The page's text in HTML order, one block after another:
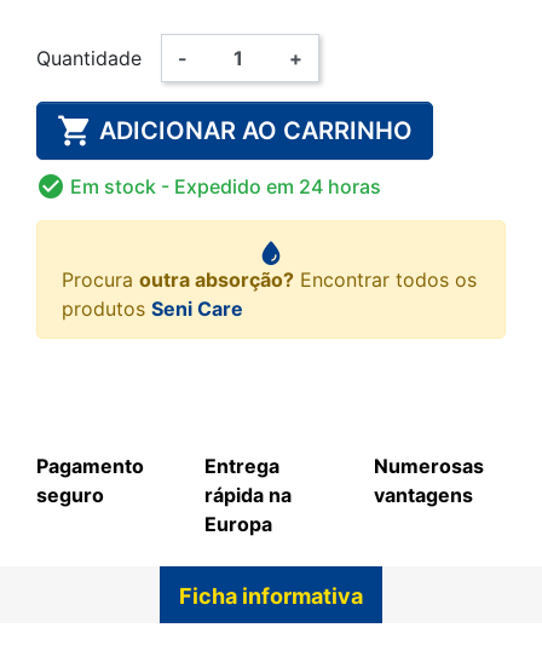
Quantidade - +
 ADICIONAR AO CARRINHO
 Em stock - Expedido em 24 horas
Procura outra absorção? Encontrar todos os
produtos Seni Care
Pagamento
seguro
Entrega
rápida na
Europa
Numerosas
vantagens
Ficha informativa